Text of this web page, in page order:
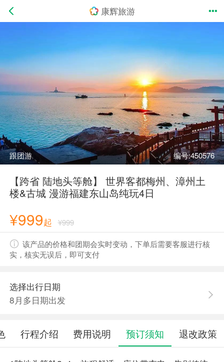
康辉旅游
跟团游 编号:450576
【跨省 陆地头等舱】 世界客都梅州、漳州土
楼&古城 漫游福建东山岛纯玩4日
¥999起 ¥999
该产品的价格和团期会实时变动，下单后需要客服进行核
实，核实无误后，即可支付
选择出行日期
8月多日期出发
行程介绍 费用说明 预订须知 退改政策